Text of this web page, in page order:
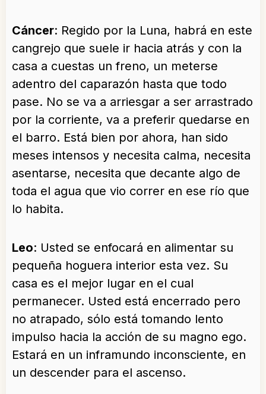
Cáncer: Regido por la Luna, habrá en este
cangrejo que suele ir hacia atrás y con la
casa a cuestas un freno, un meterse
adentro del caparazón hasta que todo
pase. No se va a arriesgar a ser arrastrado
por la corriente, va a preferir quedarse en
el barro. Está bien por ahora, han sido
meses intensos y necesita calma, necesita
asentarse, necesita que decante algo de
toda el agua que vio correr en ese río que
lo habita.
Leo: Usted se enfocará en alimentar su
pequeña hoguera interior esta vez. Su
casa es el mejor lugar en el cual
permanecer. Usted está encerrado pero
no atrapado, sólo está tomando lento
impulso hacia la acción de su magno ego.
Estará en un inframundo inconsciente, en
un descender para el ascenso.